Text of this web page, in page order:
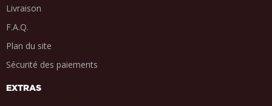
Livraison
F.A.Q.
Plan du site
Sécurité des paiements
EXTRAS